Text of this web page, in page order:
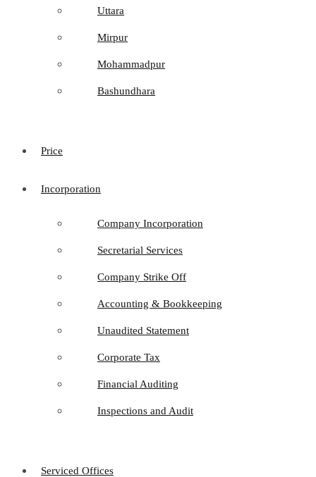
Uttara
Mirpur
Mohammadpur
Bashundhara
Price
Incorporation
Company Incorporation
Secretarial Services
Company Strike Off
Accounting & Bookkeeping
Unaudited Statement
Corporate Tax
Financial Auditing
Inspections and Audit
Serviced Offices